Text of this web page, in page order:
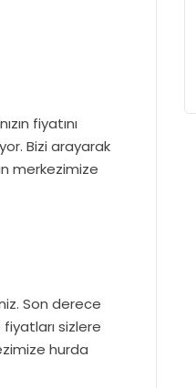
fiyatını
Bizi arayarak
merkezimize
Son derece
sizlere
hurda